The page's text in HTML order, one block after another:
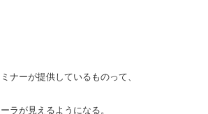
ナーが提供しているものって、
ラが見えるようになる。